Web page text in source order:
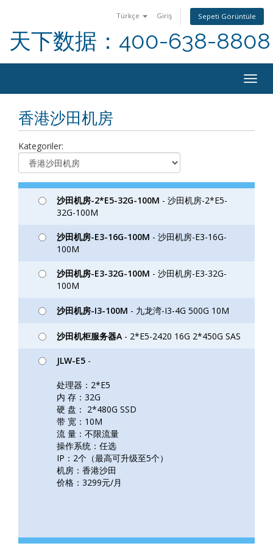
Türkçe Giriş Sepeti Görüntüle
天下数据：400-638-8808
香港沙田机房
Kategoriler:
沙田机房-2*E5-32G-100M - 沙田机房-2*E5-
32G-100M
沙田机房-E3-16G-100M - 沙田机房-E3-16G-
100M
沙田机房-E3-32G-100M - 沙田机房-E3-32G-
100M
沙田机房-I3-100M - 九龙湾-I3-4G 500G 10M
沙田机柜服务器A - 2*E5-2420 16G 2*450G SAS
JLW-E5 -
处理器：2*E5
内 存：32G
硬 盘： 2*480G SSD
带 宽：10M
流 量：不限流量
操作系统：任选
IP：2个（最高可升级至5个）
机房：香港沙田
价格：3299元/月